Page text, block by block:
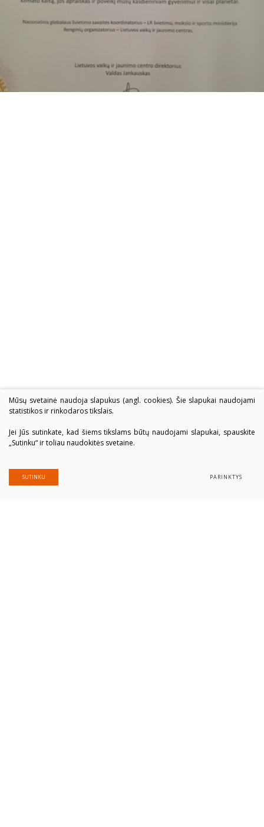
Mūsų svetainė naudoja slapukus (angl. cookies). Šie slapukai naudojami
statistikos ir rinkodaros tikslais.
Jei Jūs sutinkate, kad šiems tikslams būtų naudojami slapukai, spauskite
„Sutinku“ ir toliau naudokitės svetaine.
SUTINKU PARINKTYS